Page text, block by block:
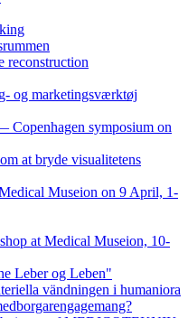
reconstruction
og marketingsværktøj
Copenhagen symposium on
at bryde visualitetens
Museion on 9 April, 1-
at Medical Museion, 10-
Leber og Leben"
vändningen i humaniora